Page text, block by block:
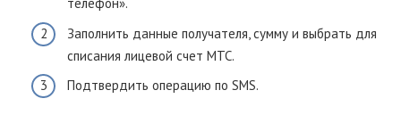
Заполнить данные получателя, сумму и выбрать для
списания лицевой счет МТС.
Подтвердить операцию по SMS.